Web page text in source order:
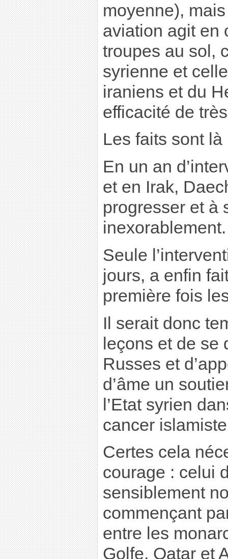
moyenne),
aviation agit en
troupes au sol,
syrienne et
iraniens et du
efficacité de
Les faits sont là
En un an
et en Irak,
progresser et à
inexorablement.
Seule
jours, a enfin
première fois
Il serait donc
leçons et de se
Russes et
d’âme un
l’Etat syrien
cancer
Certes cela
courage : celui
sensiblement
commençant
entre les
Golfe, Qatar et